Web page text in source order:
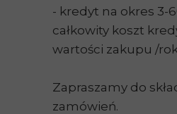
- kredyt na okres 3-
całkowity koszt
wartości zakupu /
Zapraszamy do
zamówień.